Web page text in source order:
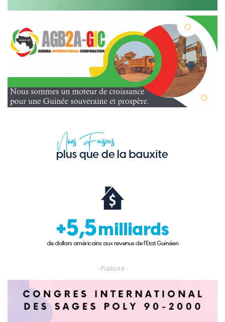
- Publicité -